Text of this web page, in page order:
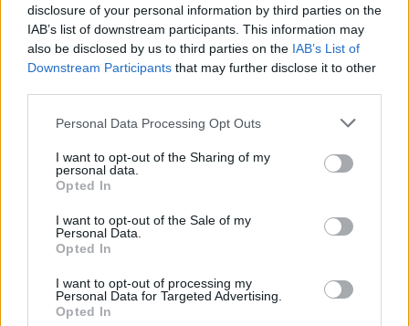
disclosure of your personal information by third parties on the
IAB’s list of downstream participants. This information may
also be disclosed by us to third parties on the IAB’s List of
Downstream Participants that may further disclose it to other
Please note that this website/app uses one or more Google
not limited to your visit or usage behaviour. You may click to
grant or deny consent to Google and its third-party tags to
use your data for below specified purposes in below Google
consent section.
Personal Data Processing Opt Outs
I want to opt-out of the Sharing of my
personal data.
Opted In
I want to opt-out of the Sale of my
Personal Data.
Opted In
I want to opt-out of processing my
Personal Data for Targeted Advertising.
Opted In